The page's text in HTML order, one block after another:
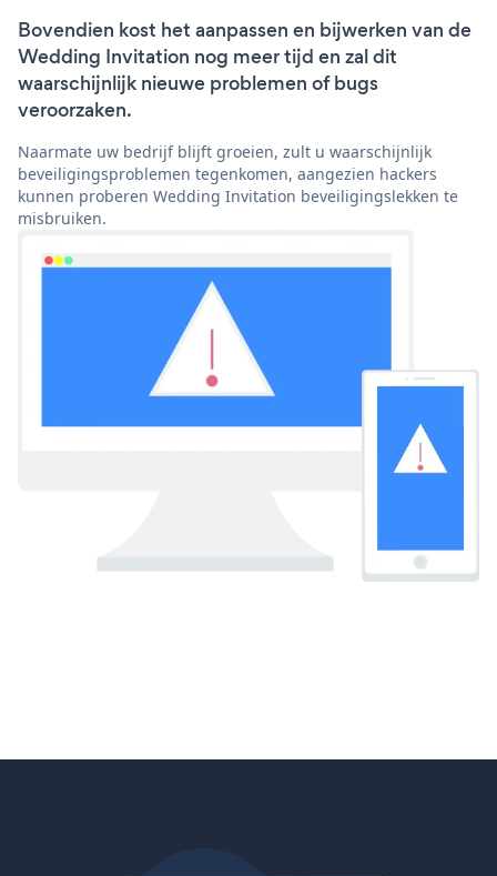
Bovendien kost het aanpassen en bijwerken van de
Wedding Invitation nog meer tijd en zal dit
waarschijnlijk nieuwe problemen of bugs
veroorzaken.
Naarmate uw bedrijf blijft groeien, zult u waarschijnlijk
beveiligingsproblemen tegenkomen, aangezien hackers
kunnen proberen Wedding Invitation beveiligingslekken te
misbruiken.